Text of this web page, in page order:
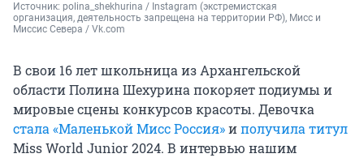
Источник: polina_shekhurina / Instagram (экстремистская
организация, деятельность запрещена на территории РФ), Мисс и
Миссис Севера / Vk.com
В свои 16 лет школьница из Архангельской
области Полина Шехурина покоряет подиумы и
мировые сцены конкурсов красоты. Девочка
стала «Маленькой Мисс Россия»иполучила титул
Miss World Junior 2024. В интервью нашим